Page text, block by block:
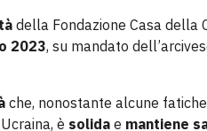
della Fondazione Casa della
2023, su mandato
che, nonostante alcune
è solida e mantiene